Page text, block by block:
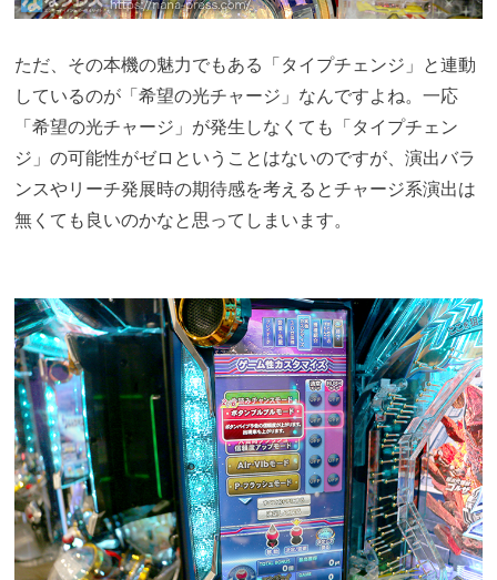
ただ、その本機の魅力でもある「タイプチェンジ」と連動
しているのが「希望の光チャージ」なんですよね。一応
「希望の光チャージ」が発生しなくても「タイプチェン
ジ」の可能性がゼロということはないのですが、演出バラ
ンスやリーチ発展時の期待感を考えるとチャージ系演出は
無くても良いのかなと思ってしまいます。